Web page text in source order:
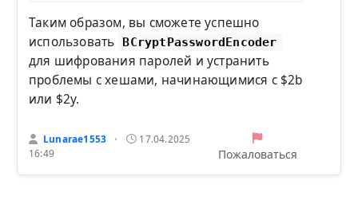
Таким образом, вы сможете успешно
использовать
BCryptPasswordEncoder
для шифрования паролей и устранить
проблемы с хешами, начинающимися с $2b
или $2y.
Lunarae1553 •
17.04.2025
16:49
Пожаловаться